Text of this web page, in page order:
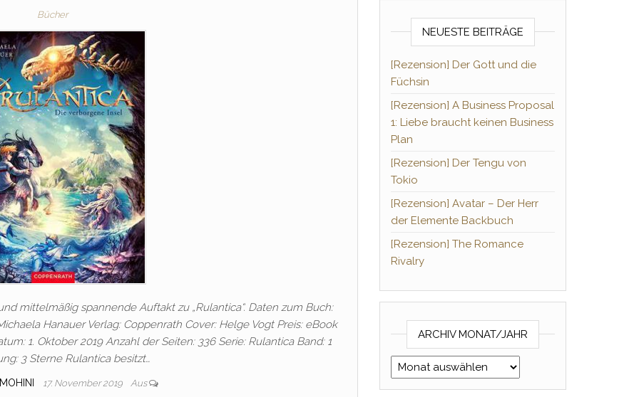
Bücher
mittelmäßig spannende Auftakt zu „Rulantica“. Daten zum Buch:
Hanauer Verlag: Coppenrath Cover: Helge Vogt Preis: eBook
1. Oktober 2019 Anzahl der Seiten: 336 Serie: Rulantica Band: 1
3 Sterne Rulantica besitzt…
17. November 2019 Aus
NEUESTE BEITRÄGE
[Rezension] Der Gott und die
Füchsin
[Rezension] A Business Proposal
1: Liebe braucht keinen Business
Plan
[Rezension] Der Tengu von
Tokio
[Rezension] Avatar – Der Herr
der Elemente Backbuch
[Rezension] The Romance
Rivalry
ARCHIV MONAT/JAHR
Archiv Monat/Jahr